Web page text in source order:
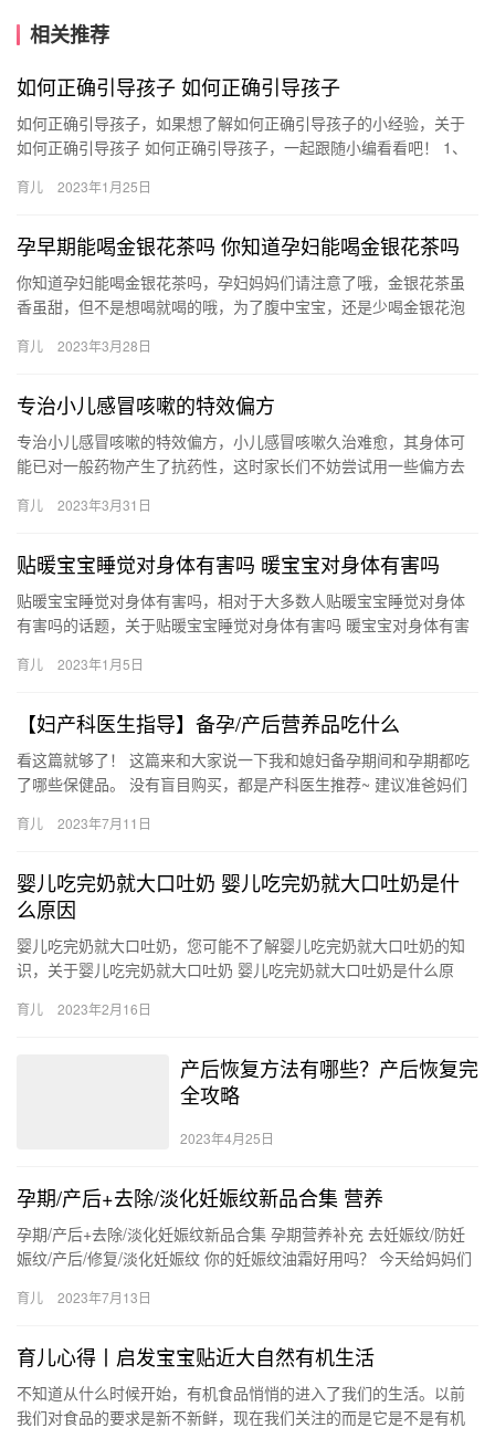
相关推荐
如何正确引导孩子 如何正确引导孩子
如何正确引导孩子，如果想了解如何正确引导孩子的小经验，关于
如何正确引导孩子 如何正确引导孩子，一起跟随小编看看吧！ 1、
正…
育儿 2023年1月25日
孕早期能喝金银花茶吗 你知道孕妇能喝金银花茶吗
你知道孕妇能喝金银花茶吗，孕妇妈妈们请注意了哦，金银花茶虽
香虽甜，但不是想喝就喝的哦，为了腹中宝宝，还是少喝金银花泡
…
育儿 2023年3月28日
专治小儿感冒咳嗽的特效偏方
专治小儿感冒咳嗽的特效偏方，小儿感冒咳嗽久治难愈，其身体可
能已对一般药物产生了抗药性，这时家长们不妨尝试用一些偏方去
小…
育儿 2023年3月31日
贴暖宝宝睡觉对身体有害吗 暖宝宝对身体有害吗
贴暖宝宝睡觉对身体有害吗，相对于大多数人贴暖宝宝睡觉对身体
有害吗的话题，关于贴暖宝宝睡觉对身体有害吗 暖宝宝对身体有害
良…
育儿 2023年1月5日
【妇产科医生指导】备孕/产后营养品吃什么
看这篇就够了！ 这篇来和大家说一下我和媳妇备孕期间和孕期都吃
了哪些保健品。 没有盲目购买，都是产科医生推荐~ 建议准爸妈们
育儿 2023年7月11日
婴儿吃完奶就大口吐奶 婴儿吃完奶就大口吐奶是什
么原因
婴儿吃完奶就大口吐奶，您可能不了解婴儿吃完奶就大口吐奶的知
识，关于婴儿吃完奶就大口吐奶 婴儿吃完奶就大口吐奶是什么原
婴…
育儿 2023年2月16日
产后恢复方法有哪些？产后恢复完
全攻略
2023年4月25日
孕期/产后+去除/淡化妊娠纹新品合集 营养
孕期/产后+去除/淡化妊娠纹新品合集 孕期营养补充 去妊娠纹/防妊
娠纹/产后/修复/淡化妊娠纹 你的妊娠纹油霜好用吗？ 今天给妈妈们
育儿 2023年7月13日
育儿心得丨启发宝宝贴近大自然有机生活
不知道从什么时候开始，有机食品悄悄的进入了我们的生活。以前
我们对食品的要求是新不新鲜，现在我们关注的而是它是不是有机